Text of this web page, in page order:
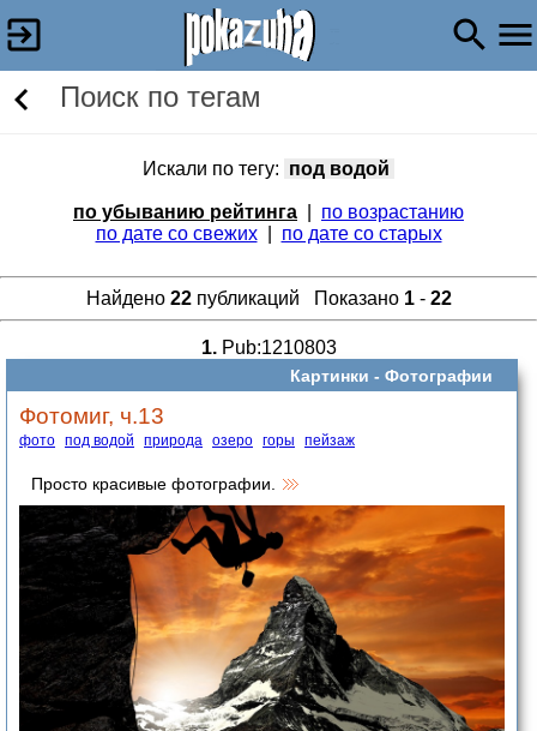
Поиск по тегам
Искали по тегу: под водой
по убыванию рейтинга
по возрастанию
по дате со свежих| по дате со старых
Найдено 22публикаций Показано 1- 22
1.Pub:1210803
Картинки - Фотографии
Фотомиг, ч.13
фото под водой природа озеро горы пейзаж
Просто красивые фотографии.